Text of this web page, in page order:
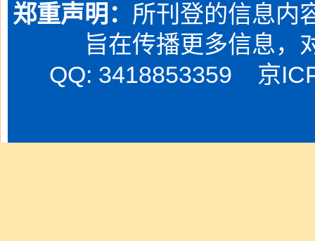
郑重声明： 所刊登的信息内
旨在传播更多信息，
QQ: 3418853359 京